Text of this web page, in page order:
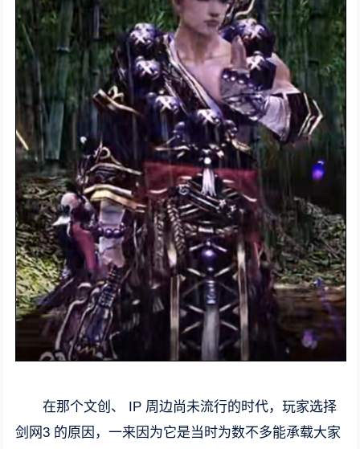
在那个文创、 IP 周边尚未流行的时代，玩家选择
剑网3 的原因，一来因为它是当时为数不多能承载大家